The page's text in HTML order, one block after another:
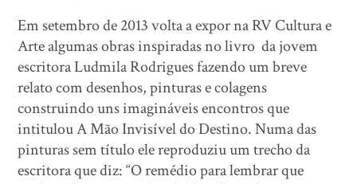
Em setembro de 2013 volta a expor na RV Cultura e
Arte algumas obras inspiradas no livro da jovem
escritora Ludmila Rodrigues fazendo um breve
relato com desenhos, pinturas e colagens
construindo uns imagináveis encontros que
intitulou A Mão Invisível do Destino. Numa das
pinturas sem título ele reproduziu um trecho da
escritora que diz: “O remédio para lembrar que